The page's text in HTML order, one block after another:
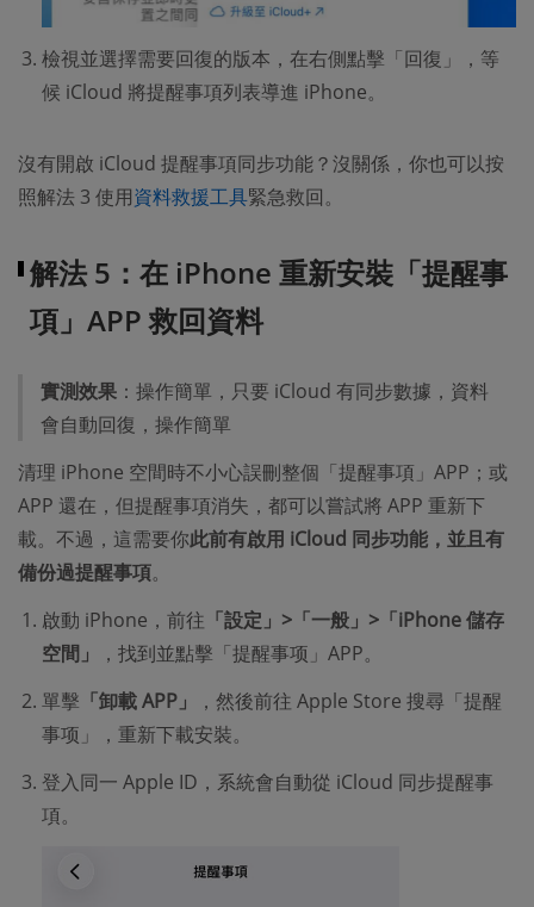
檢視並選擇需要回復的版本，在右側點擊「回復」，等
候 iCloud 將提醒事項列表導進 iPhone。
沒有開啟 iCloud 提醒事項同步功能？沒關係，你也可以按
照解法 3 使用資料救援工具緊急救回。
解法 5：在 iPhone 重新安裝「提醒事
項」APP 救回資料
實測效果 ：操作簡單，只要 iCloud 有同步數據，資料
會自動回復，操作簡單
清理 iPhone 空間時不小心誤刪整個「提醒事項」APP；或
APP 還在，但提醒事項消失，都可以嘗試將 APP 重新下
載。不過，這需要你此前有啟用 iCloud 同步功能，並且有
備份過提醒事項。
啟動 iPhone，前往 「設定」>「一般」>「iPhone 儲存
空間」
，找到並點擊「提醒事项」APP。
單擊 「卸載 APP」
，然後前往 Apple Store 搜尋「提醒
事项」，重新下載安裝。
登入同一 Apple ID，系統會自動從 iCloud 同步提醒事
項。